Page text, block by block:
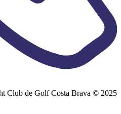
Club de Golf Costa Brava © 2025